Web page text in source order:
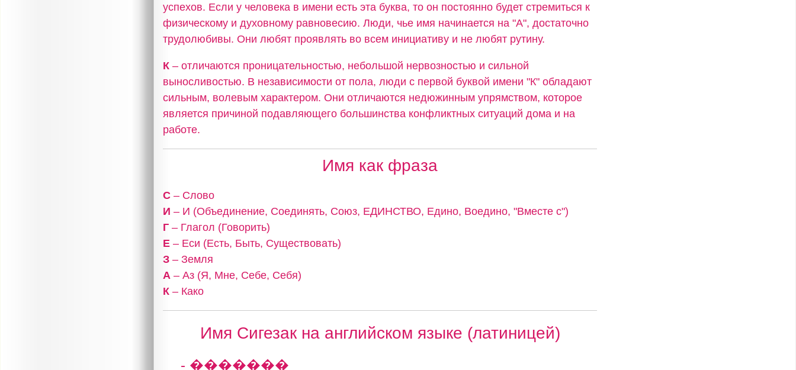
успехов. Если у человека в имени есть эта буква, то он постоянно будет стремиться к
физическому и духовному равновесию. Люди, чье имя начинается на "А", достаточно
трудолюбивы. Они любят проявлять во всем инициативу и не любят рутину.
К – отличаются проницательностью, небольшой нервозностью и сильной
выносливостью. В независимости от пола, люди с первой буквой имени "К" обладают
сильным, волевым характером. Они отличаются недюжинным упрямством, которое
является причиной подавляющего большинства конфликтных ситуаций дома и на
работе.
Имя как фраза
С – Слово
И – И (Объединение, Соединять, Союз, ЕДИНСТВО, Едино, Воедино, "Вместе с")
Г – Глагол (Говорить)
Е – Еси (Есть, Быть, Существовать)
З – Земля
А – Аз (Я, Мне, Себе, Себя)
К – Како
Имя Сигезак на английском языке (латиницей)
- �������